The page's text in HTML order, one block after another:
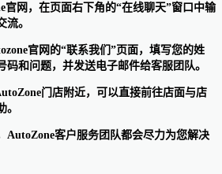
官网，在页面右下角的“在线聊天”窗口中输
流。
官网的“联系我们”页面，填写您的姓
和问题，并发送电子邮件给客服团队。
门店附近，可以直接前往店面与店
AutoZone客户服务团队都会尽力为您解决